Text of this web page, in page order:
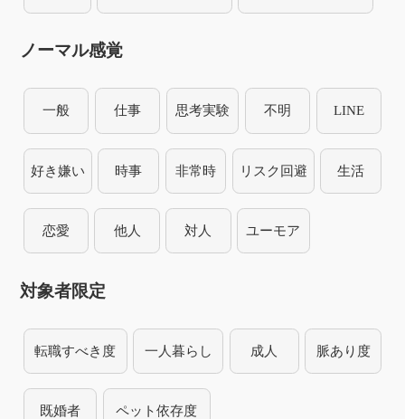
ノーマル感覚
一般 仕事 思考実験 不明 LINE
好き嫌い 時事 非常時 リスク回避 生活
恋愛 他人 対人 ユーモア
対象者限定
転職すべき度 一人暮らし 成人 脈あり度
既婚者 ペット依存度